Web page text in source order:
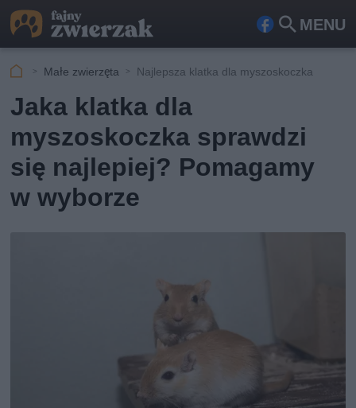
MENU
Fa
ook
Szu
kaj
Małe zwierzęta Najlepsza klatka dla myszoskoczka
Jaka klatka dla
myszoskoczka sprawdzi
się najlepiej? Pomagamy
w wyborze